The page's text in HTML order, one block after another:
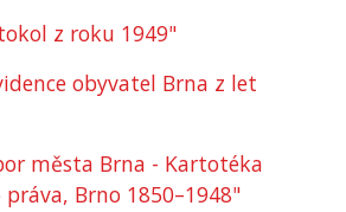
z roku 1949"
obyvatel Brna z let
města Brna - Kartotéka
Brno 1850–1948"